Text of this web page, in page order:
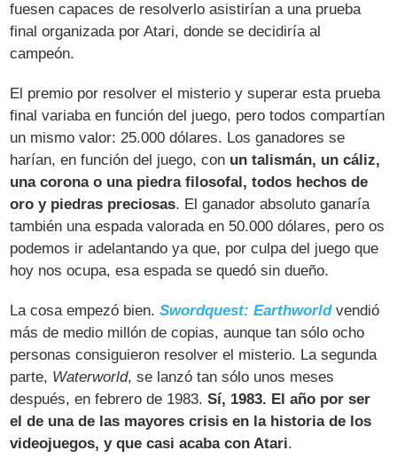
fuesen capaces de resolverlo asistirían a una prueba
final organizada por Atari, donde se decidiría al
campeón.
El premio por resolver el misterio y superar esta prueba
final variaba en función del juego, pero todos compartían
un mismo valor: 25.000 dólares. Los ganadores se
harían, en función del juego, con un talismán, un cáliz,
una corona o una piedra filosofal, todos hechos de
oro y piedras preciosas. El ganador absoluto ganaría
también una espada valorada en 50.000 dólares, pero os
podemos ir adelantando ya que, por culpa del juego que
hoy nos ocupa, esa espada se quedó sin dueño.
La cosa empezó bien.Swordquest: Earthworldvendió
más de medio millón de copias, aunque tan sólo ocho
personas consiguieron resolver el misterio. La segunda
parte, Waterworld, se lanzó tan sólo unos meses
después, en febrero de 1983.Sí, 1983. El año por ser
el de una de las mayores crisis en la historia de los
videojuegos, y que casi acaba con Atari.